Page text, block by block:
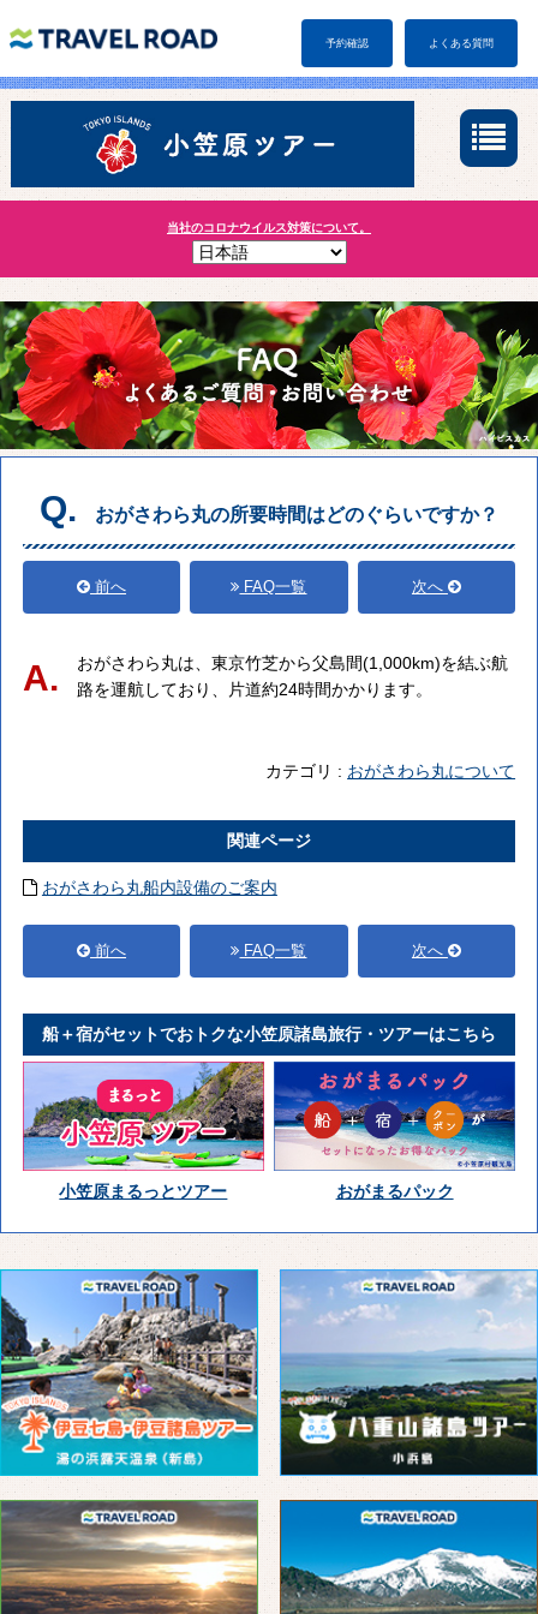
予約確認 よくある質問
当社のコロナウイルス対策について。
Q. おがさわら丸の所要時間はどのぐらいですか？
前へ FAQ一覧 次へ
A.
おがさわら丸は、東京竹芝から父島間(1,000km)を結ぶ航
路を運航しており、片道約24時間かかります。
カテゴリ : おがさわら丸について
関連ページ
おがさわら丸船内設備のご案内
前へ FAQ一覧 次へ
船＋宿がセットでおトクな小笠原諸島旅行・ツアーはこちら
小笠原まるっとツアー おがまるパック